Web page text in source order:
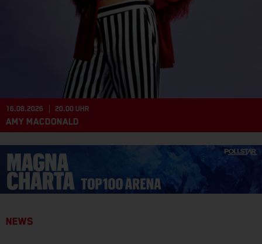
16.08.2026 20.00 UHR
AMY MACDONALD
NEWS